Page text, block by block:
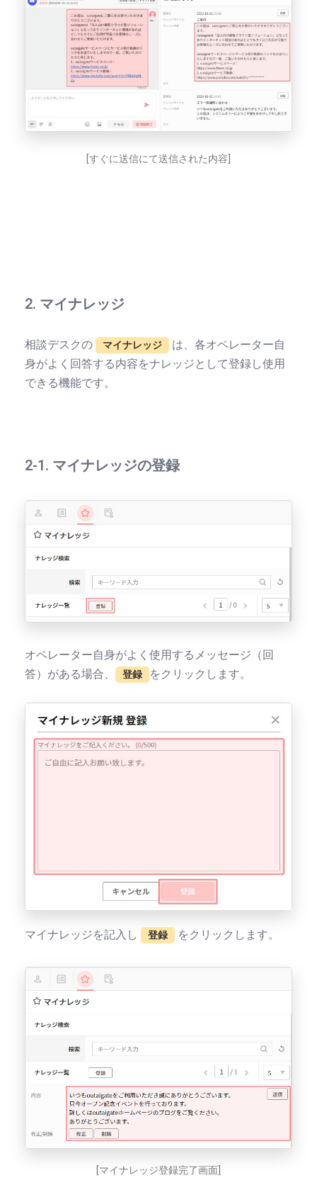
[すぐに送信にて送信された内容]
2. マイナレッジ
相談デスクの マイナレッジ
は、各オペレーター自
身がよく回答する内容をナレッジとして登録し使用
できる機能です。
2-1. マイナレッジの登録
オペレーター自身がよく使用するメッセージ（回
答）がある場合、
登録 をクリックします。
マイナレッジを記入し 登録 をクリックします。
[マイナレッジ登録完了画面]